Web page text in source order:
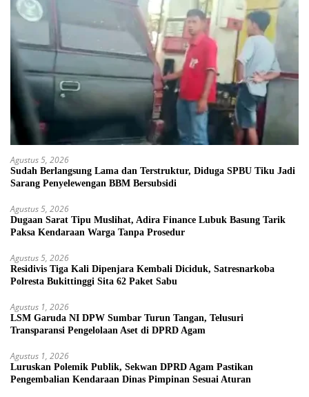
Agustus 5, 2026
Sudah Berlangsung Lama dan Terstruktur, Diduga SPBU Tiku Jadi
Sarang Penyelewengan BBM Bersubsidi
Agustus 5, 2026
Dugaan Sarat Tipu Muslihat, Adira Finance Lubuk Basung Tarik
Paksa Kendaraan Warga Tanpa Prosedur
Agustus 5, 2026
Residivis Tiga Kali Dipenjara Kembali Diciduk, Satresnarkoba
Polresta Bukittinggi Sita 62 Paket Sabu
Agustus 1, 2026
LSM Garuda NI DPW Sumbar Turun Tangan, Telusuri
Transparansi Pengelolaan Aset di DPRD Agam
Agustus 1, 2026
Luruskan Polemik Publik, Sekwan DPRD Agam Pastikan
Pengembalian Kendaraan Dinas Pimpinan Sesuai Aturan